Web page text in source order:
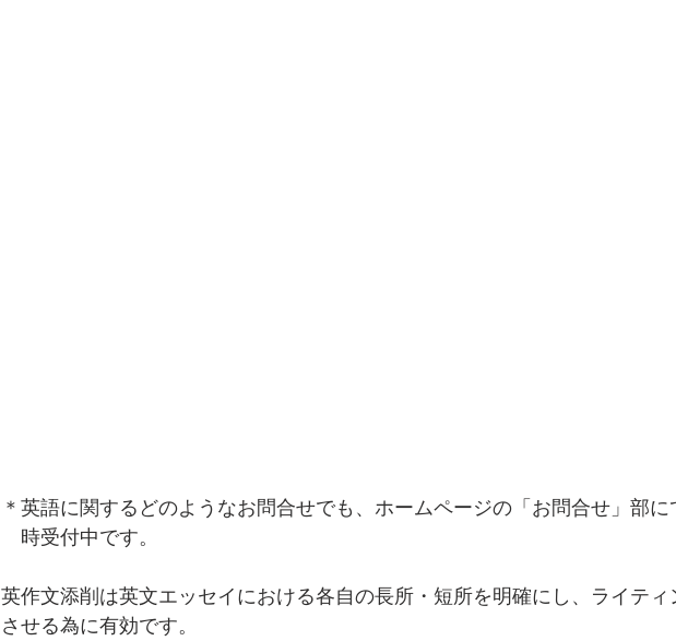
＊英語に関するどのようなお問合せでも、ホームページの「お問合せ」部に
時受付中です。
英作文添削は英文エッセイにおける各自の長所・短所を明確にし、ライティ
させる為に有効です。